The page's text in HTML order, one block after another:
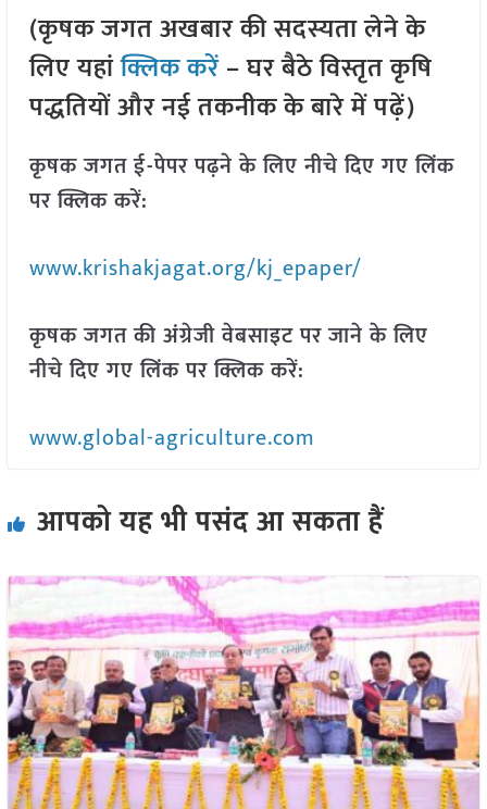
(कृषक जगत अखबार की सदस्यता लेने के
लिए यहांक्लिक करें– घर बैठे विस्तृत कृषि
पद्धतियों और नई तकनीक के बारे में पढ़ें)
कृषक जगत ई-पेपर पढ़ने के लिए नीचे दिए गए लिंक
पर क्लिक करें:
www.krishakjagat.org/kj_epaper/
कृषक जगत की अंग्रेजी वेबसाइट पर जाने के लिए
नीचे दिए गए लिंक पर क्लिक करें:
www.global-agriculture.com
आपको यह भी पसंद आ सकता हैं